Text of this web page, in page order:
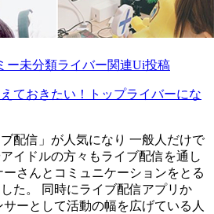
ー未分類ライバー関連Ui投稿
えておきたい！トップライバーにな
配信」が人気になり 一般人だけで
イドルの方々もライブ配信を通し
さんとコミュニケーションをとる
た。 同時にライブ配信アプリか
ーとして活動の幅を広げている人